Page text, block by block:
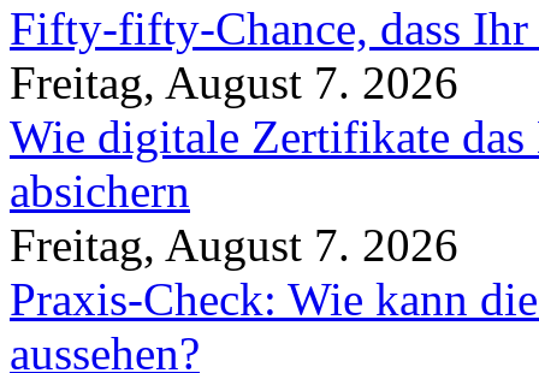
Fifty-fifty-Chance, dass
Freitag, August 7. 2026
Wie digitale Zertifikate
absichern
Freitag, August 7. 2026
Praxis-Check: Wie kann
aussehen?